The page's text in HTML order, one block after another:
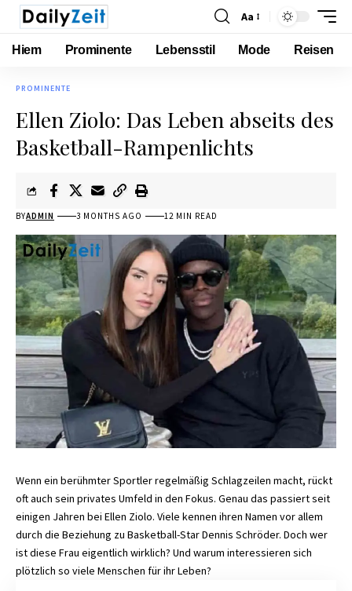
Aa
Hiem Prominente Lebensstil Mode Reisen
PROMINENTE
Ellen Ziolo: Das Leben abseits des
Basketball-Rampenlichts
BYADMIN 3 MONTHS AGO 12 MIN READ
Wenn ein berühmter Sportler regelmäßig Schlagzeilen macht, rückt
oft auch sein privates Umfeld in den Fokus. Genau das passiert seit
einigen Jahren bei Ellen Ziolo. Viele kennen ihren Namen vor allem
durch die Beziehung zu Basketball-Star Dennis Schröder. Doch wer
ist diese Frau eigentlich wirklich? Und warum interessieren sich
plötzlich so viele Menschen für ihr Leben?